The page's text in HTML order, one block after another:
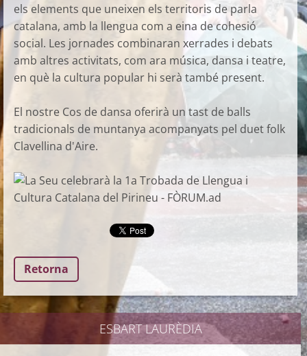
els elements que uneixen els territoris de parla
catalana, amb la llengua com a eina de cohesió
social. Les jornades combinaran xerrades i debats
amb altres activitats, com ara música, dansa i teatre,
en què la cultura popular hi serà també present.
El nostre Cos de dansa oferirà un tast de balls
tradicionals de muntanya acompanyats pel duet folk
Clavellina d'Aire.
Retorna
ESBART LAURÈDIA